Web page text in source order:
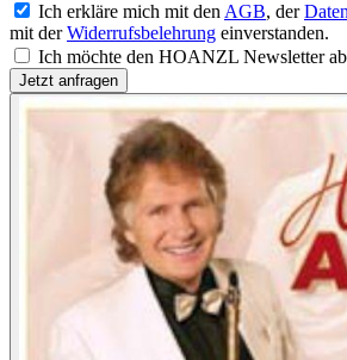
Ich erkläre mich mit den AGB, der
mit derWiderrufsbelehrung einverstanden.
Ich möchte den HOANZL Newsletter